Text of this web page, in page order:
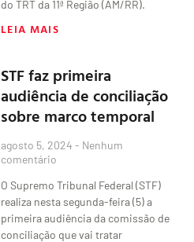
do TRT da 11ª Região (AM/RR).
LEIA MAIS
STF faz primeira
audiência de conciliação
sobre marco temporal
agosto 5, 2024 Nenhum
comentário
O Supremo Tribunal Federal (STF)
realiza nesta segunda-feira (5) a
primeira audiência da comissão de
conciliação que vai tratar